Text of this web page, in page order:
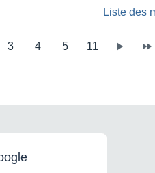
Liste des
3 4 5 11